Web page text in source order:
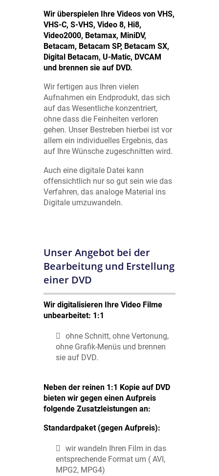
Wir überspielen Ihre Videos von VHS,
VHS-C, S-VHS, Video 8, Hi8,
Video2000, Betamax, MiniDV,
Betacam, Betacam SP, Betacam SX,
Digital Betacam, U-Matic, DVCAM
und brennen sie auf DVD.
Wir fertigen aus Ihren vielen
Aufnahmen ein Endprodukt, das sich
auf das Wesentliche konzentriert,
ohne dass die Feinheiten verloren
gehen. Unser Bestreben hierbei ist vor
allem ein individuelles Ergebnis, das
auf Ihre Wünsche zugeschnitten wird.
Auch eine digitale Datei kann
offensichtlich nur so gut sein wie das
Verfahren, das analoge Material ins
Digitale umzuwandeln.
Unser Angebot bei der
Bearbeitung und Erstellung
einer DVD
Wir digitalisieren Ihre Video Filme
unbearbeitet: 1:1
ohne Schnitt, ohne Vertonung,
ohne Grafik-Menüs und brennen
sie auf DVD.
Neben der reinen 1:1 Kopie auf DVD
bieten wir gegen einen Aufpreis
folgende Zusatzleistungen an:
Standardpaket (gegen Aufpreis):
wir wandeln Ihren Film in das
entsprechende Format um ( AVI,
MPG2, MPG4)